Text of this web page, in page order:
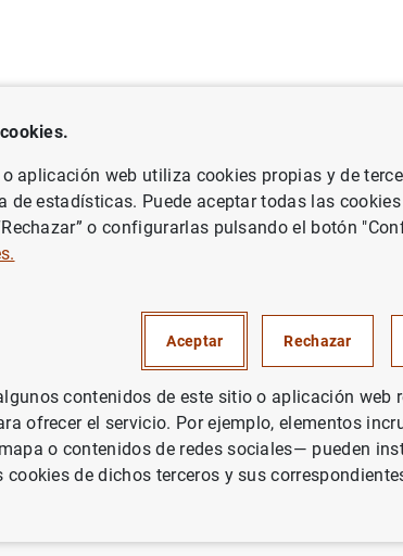
Áreas de actuación
del Banco Central Europeo Notas de prensa
se concederá al
aplicación web utiliza cookies propias y de
de estadísticas. Puede aceptar todas las
o configurarlas pulsando el botón
Aceptar Rechazar
contenidos de este sitio o aplicación web
ofrecer el servicio. Por ejemplo, elementos
o contenidos de redes sociales— pueden
cookies de dichos terceros y sus